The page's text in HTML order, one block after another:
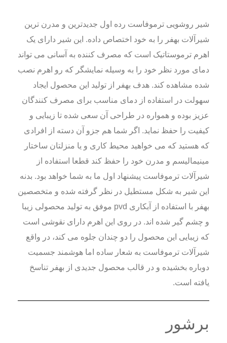
شیر روشویی ترموفاست رده اول جدیدترین و مدرن ترین
شیرآلات بهفر را به خود اختصاص داده. این شیر دارای یک
اهرم ترموستاتیک است که مصرف کننده به آسانی می تواند
دمای مورد نظر خود را به وسیله نمایشگر که رو اهرم نصب
شده مشاهده کند. هدف بهفر از تولید این محصول ایجاد
سهولت در استفاده از دمای مناسب برای مصرف کنندگان
عزیز بوده و همواره در طراحی آن سعی شده تا زیبایی و
کیفیت را حفظ نماید. اگر شما هم جزو آن دسته از افرادی
که هستید که می خواهید محیط کاری و یا منزلتان ساختار
مینیمالیسم و مدرن خود را حفظ کند قطعا استفاده از
شیرآلات ترموفاست پیشنهاد اول ما به شما خواهد بود. بدنه
این شیر به شکل مستطیل در نظر گرفته شده و متخصصین
بهفر با استفاده از آبکاری pvd موفق به تولید محصولی زیبا
و چشم گیر شده اند. در روی این اهرم دارای نقوشی است
که زیبایی این محصول را دو چندان جلوه می کند، در واقع
شیرآلات ترموفاست به شعار ساده اما هوشمند جسمیت
دوباره بخشیده و در قالب محصول جدیدی از بهفر تناسخ
یافته است.
برشور